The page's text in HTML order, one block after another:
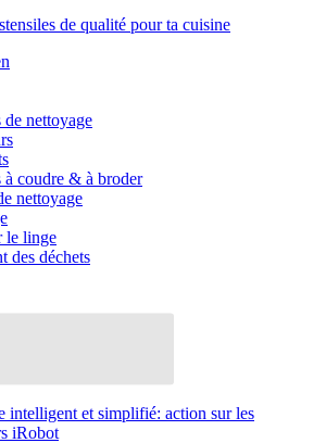
de qualité pour ta cuisine
nettoyage
à coudre & à broder
nettoyage
le linge
des déchets
intelligent et simplifié: action sur les
iRobot